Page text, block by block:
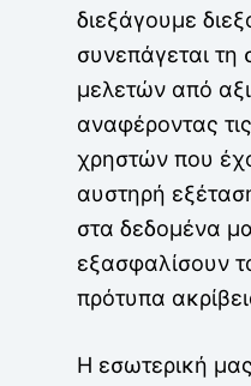
διεξάγουμε
συνεπάγεται τη
μελετών από
αναφέροντας
χρηστών που
αυστηρή
στα δεδομένα
εξασφαλίσουν
πρότυπα
Η εσωτερική